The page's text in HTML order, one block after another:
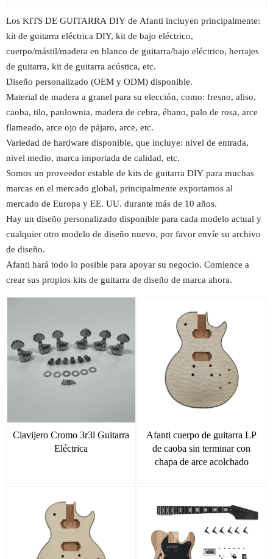
Los KITS DE GUITARRA DIY de Afanti incluyen principalmente:
kit de guitarra eléctrica DIY, kit de bajo eléctrico,
cuerpo/mástil/madera en blanco de guitarra/bajo eléctrico, herrajes
de guitarra, kit de guitarra acústica, etc.
Diseño personalizado (OEM y ODM) disponible.
Material de madera a granel para su elección, como: fresno, aliso,
caoba, tilo, paulownia, madera de cebra, ébano, palo de rosa, arce
flameado, arce ojo de pájaro, arce, etc.
Variedad de hardware disponible, que incluye: nivel de entrada,
nivel medio, marca importada de calidad, etc.
Somos un proveedor estable de kits de guitarra DIY para muchas
marcas en el mercado global, principalmente exportamos al
mercado de Europa y EE. UU. durante más de 10 años.
Hay un diseño personalizado disponible para cada modelo actual y
cualquier otro modelo de diseño nuevo, por favor envíe su archivo
de diseño.
Afanti hará todo lo posible para apoyar su negocio. Comience a
crear sus propios kits de guitarra de diseño de marca ahora.
Clavijero Cromo 3r3l Guitarra
Eléctrica
Afanti cuerpo de guitarra LP
de caoba sin terminar con
chapa de arce acolchado